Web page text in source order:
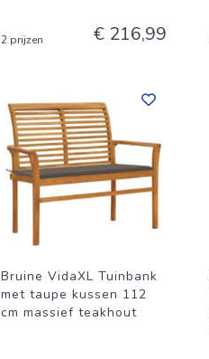
2 prijzen € 216,99
Bruine VidaXL Tuinbank
met taupe kussen 112
cm massief teakhout